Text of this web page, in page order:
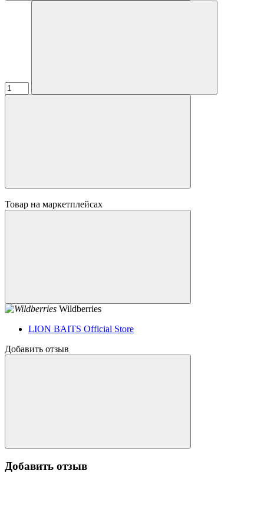
Товар на маркетплейсах
Wildberries
LION BAITS Official Store
Добавить отзыв
Добавить отзыв